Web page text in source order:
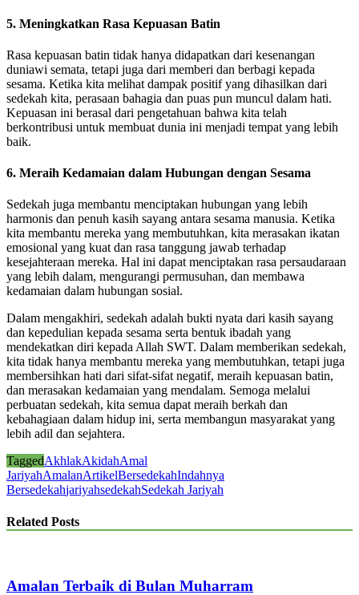
5. Meningkatkan Rasa Kepuasan Batin
Rasa kepuasan batin tidak hanya didapatkan dari kesenangan
duniawi semata, tetapi juga dari memberi dan berbagi kepada
sesama. Ketika kita melihat dampak positif yang dihasilkan dari
sedekah kita, perasaan bahagia dan puas pun muncul dalam hati.
Kepuasan ini berasal dari pengetahuan bahwa kita telah
berkontribusi untuk membuat dunia ini menjadi tempat yang lebih
baik.
6. Meraih Kedamaian dalam Hubungan dengan Sesama
Sedekah juga membantu menciptakan hubungan yang lebih
harmonis dan penuh kasih sayang antara sesama manusia. Ketika
kita membantu mereka yang membutuhkan, kita merasakan ikatan
emosional yang kuat dan rasa tanggung jawab terhadap
kesejahteraan mereka. Hal ini dapat menciptakan rasa persaudaraan
yang lebih dalam, mengurangi permusuhan, dan membawa
kedamaian dalam hubungan sosial.
Dalam mengakhiri, sedekah adalah bukti nyata dari kasih sayang
dan kepedulian kepada sesama serta bentuk ibadah yang
mendekatkan diri kepada Allah SWT. Dalam memberikan sedekah,
kita tidak hanya membantu mereka yang membutuhkan, tetapi juga
membersihkan hati dari sifat-sifat negatif, meraih kepuasan batin,
dan merasakan kedamaian yang mendalam. Semoga melalui
perbuatan sedekah, kita semua dapat meraih berkah dan
kebahagiaan dalam hidup ini, serta membangun masyarakat yang
lebih adil dan sejahtera.
TaggedAkhlakAkidahAmal
JariyahAmalanArtikelBersedekahIndahnya
BersedekahjariyahsedekahSedekah Jariyah
Related Posts
Amalan Terbaik di Bulan Muharram